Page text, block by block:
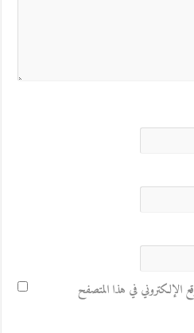
الإلكتروني في هذا المتصفح